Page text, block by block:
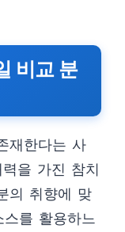
비교 분
재한다는 사
을 가진 참치
의 취향에 맞
를 활용하느